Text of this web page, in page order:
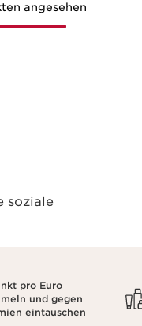
angesehen
soziale
pro Euro
und gegen
eintauschen